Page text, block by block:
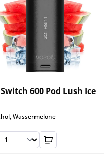
600 Pod Lush Ice
Wassermelone